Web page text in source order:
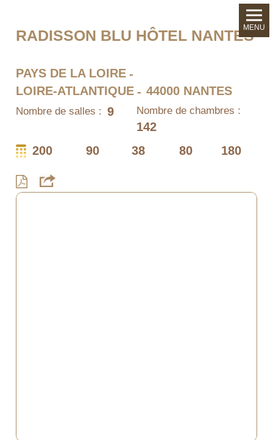
RADISSON BLU HÔTEL NANTES
PAYS DE LA LOIRE
LOIRE-ATLANTIQUE
44000 NANTES
Nombre de salles : 9 Nombre de chambres :
142
200
90 38 80 180
MENU